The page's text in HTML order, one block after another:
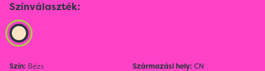
Színválaszték:
Szín: Bézs
Származási hely: CN